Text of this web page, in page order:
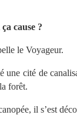
cause ?
le Voyageur.
une cité de
forêt.
il s’est